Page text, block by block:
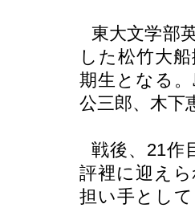
東大文学部
した松竹大
期生となる
公三郎、木下
戦後、21作
評裡に迎え
担い手とし